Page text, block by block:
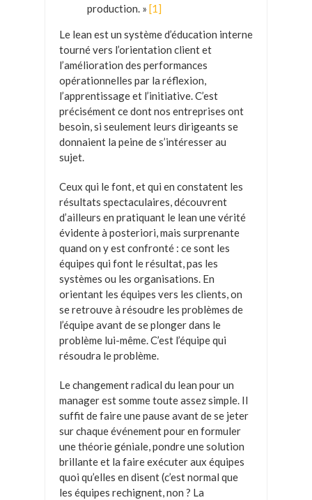
production. » [1]
Le lean est un système d’éducation interne
tourné vers l’orientation client et
l’amélioration des performances
opérationnelles par la réflexion,
l’apprentissage et l’initiative. C’est
précisément ce dont nos entreprises ont
besoin, si seulement leurs dirigeants se
donnaient la peine de s’intéresser au
sujet.
Ceux qui le font, et qui en constatent les
résultats spectaculaires, découvrent
d’ailleurs en pratiquant le lean une vérité
évidente à posteriori, mais surprenante
quand on y est confronté : ce sont les
équipes qui font le résultat, pas les
systèmes ou les organisations. En
orientant les équipes vers les clients, on
se retrouve à résoudre les problèmes de
l’équipe avant de se plonger dans le
problème lui-même. C’est l’équipe qui
résoudra le problème.
Le changement radical du lean pour un
manager est somme toute assez simple. Il
suffit de faire une pause avant de se jeter
sur chaque événement pour en formuler
une théorie géniale, pondre une solution
brillante et la faire exécuter aux équipes
quoi qu’elles en disent (c’est normal que
les équipes rechignent, non ? La